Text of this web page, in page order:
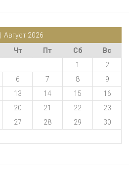
Август 2026
Чт Пт Сб
Вс
1
2
6 7 8
9
13 14 15
16
20 21 22
23
27 28 29
30